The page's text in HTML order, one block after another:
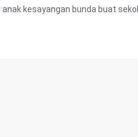
anak kesayangan bunda buat